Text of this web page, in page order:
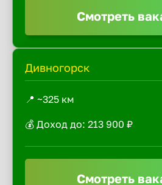
Смотреть
Дивногорск
📍 ~325 км
💰 Доход до: 213 900 ₽
Смотреть